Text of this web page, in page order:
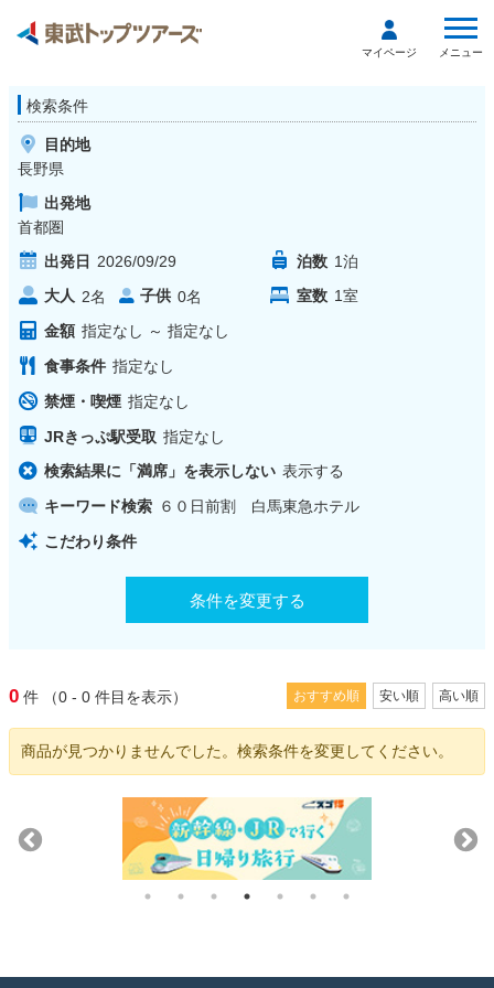
マイページ メニュー
検索条件
目的地
長野県
出発地
首都圏
出発日 2026/09/29 泊数 1泊
大人 2名 子供 0名 室数 1室
金額 指定なし ～ 指定なし
食事条件 指定なし
禁煙・喫煙 指定なし
JRきっぷ駅受取 指定なし
検索結果に「満席」を表示しない 表示する
キーワード検索 ６０日前割 白馬東急ホテル
こだわり条件
条件を変更する
0 件 （0 - 0 件目を表示） おすすめ順 安い順 高い順
商品が見つかりませんでした。検索条件を変更してください。